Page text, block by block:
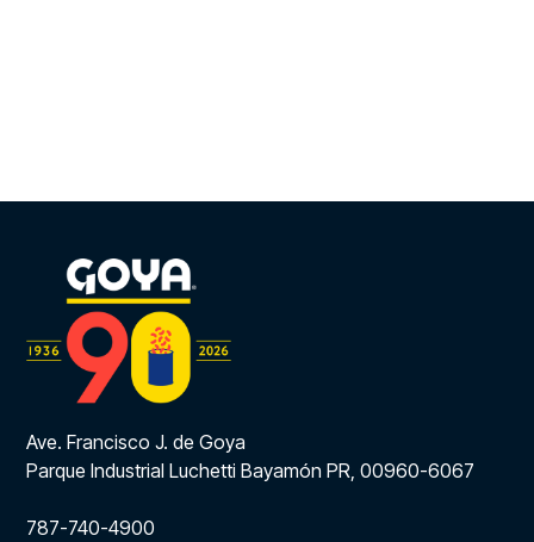
Ave. Francisco J. de Goya
Parque Industrial Luchetti Bayamón PR, 00960-6067
787-740-4900